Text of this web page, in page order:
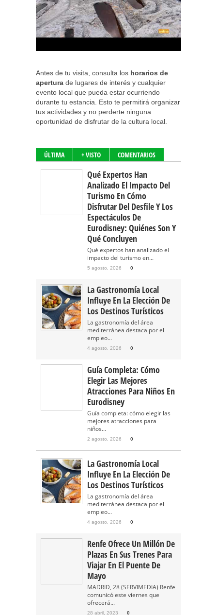
Antes de tu visita, consulta los horarios de
apertura de lugares de interés y cualquier
evento local que pueda estar ocurriendo
durante tu estancia. Esto te permitirá organizar
tus actividades y no perderte ninguna
oportunidad de disfrutar de la cultura local.
ÚLTIMA + VISTO COMENTARIOS
Qué Expertos Han
Analizado El Impacto Del
Turismo En Cómo
Disfrutar Del Desfile Y Los
Espectáculos De
Eurodisney: Quiénes Son Y
Qué Concluyen
Qué expertos han analizado el
impacto del turismo en...
5 agosto, 2026 0
La Gastronomía Local
Influye En La Elección De
Los Destinos Turísticos
La gastronomía del área
mediterránea destaca por el
empleo...
4 agosto, 2026 0
Guía Completa: Cómo
Elegir Las Mejores
Atracciones Para Niños En
Eurodisney
Guía completa: cómo elegir las
mejores atracciones para
niños...
2 agosto, 2026 0
La Gastronomía Local
Influye En La Elección De
Los Destinos Turísticos
La gastronomía del área
mediterránea destaca por el
empleo...
4 agosto, 2026 0
Renfe Ofrece Un Millón De
Plazas En Sus Trenes Para
Viajar En El Puente De
Mayo
MADRID, 28 (SERVIMEDIA) Renfe
comunicó este viernes que
ofrecerá...
28 abril, 2023 0